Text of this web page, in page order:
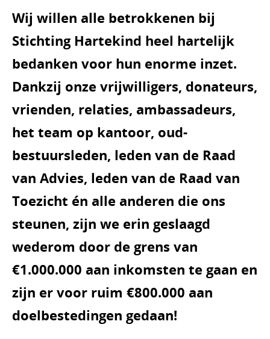
Wij willen alle betrokkenen bij
Stichting Hartekind heel hartelijk
bedanken voor hun enorme inzet.
Dankzij onze vrijwilligers, donateurs,
vrienden, relaties, ambassadeurs,
het team op kantoor, oud-
bestuursleden, leden van de Raad
van Advies, leden van de Raad van
Toezicht én alle anderen die ons
steunen, zijn we erin geslaagd
wederom door de grens van
€1.000.000 aan inkomsten te gaan en
zijn er voor ruim €800.000 aan
doelbestedingen gedaan!